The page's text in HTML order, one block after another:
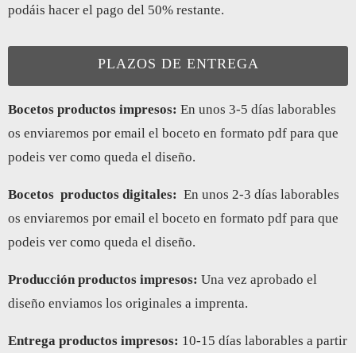
podáis hacer el pago del 50% restante.
PLAZOS DE ENTREGA
Bocetos productos impresos: En unos 3-5 días laborables
os enviaremos por email el boceto en formato pdf para que
podeis ver como queda el diseño.
Bocetos productos digitales: En unos 2-3 días laborables
os enviaremos por email el boceto en formato pdf para que
podeis ver como queda el diseño.
Producción productos impresos: Una vez aprobado el
diseño enviamos los originales a imprenta.
Entrega productos impresos: 10-15 días laborables a partir